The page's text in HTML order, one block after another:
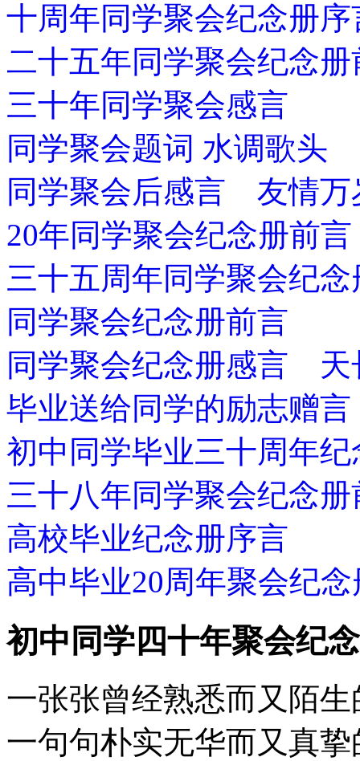
十周年同学聚会纪念册序
二十五年同学聚会纪念册
三十年同学聚会感言
同学聚会题词 水调歌头
同学聚会后感言 友情万
20年同学聚会纪念册前
三十五周年同学聚会纪
同学聚会纪念册前言
同学聚会纪念册感言 天
毕业送给同学的励志赠言
初中同学毕业三十周年
三十八年同学聚会纪念
高校毕业纪念册序言
高中毕业20周年聚会纪
初中同学四十年聚会纪
一张张曾经熟悉而又陌生
一句句朴实无华而又真挚